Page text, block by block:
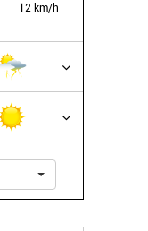
12 km/h